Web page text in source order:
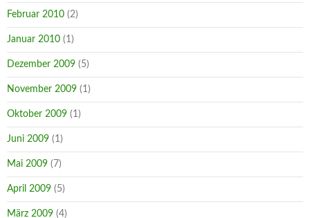
Februar 2010 (2)
Januar 2010 (1)
Dezember 2009 (5)
November 2009 (1)
Oktober 2009 (1)
Juni 2009 (1)
Mai 2009 (7)
April 2009 (5)
März 2009 (4)